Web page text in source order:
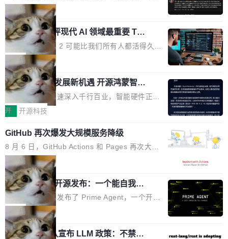
且他们认为 ICLR/ICML/NeurIPS 充斥着大量过
度宣传和欺诈。」 OpenAI 研究员 Keller Jorda
n 这条推文引发了广泛讨论。他不是在说风凉
话，他是说出了一个圈内人尽皆知但很少公开捅
破的事实。 Jordan 随后补充了一句软化声明：
「我不认为这些会议上大部分论文都在过度宣传
或造假。问题是，作为读者，如果你筛选出那些
看起来最令人兴奋的论文，那它们大部分都是过
度宣传的。」 这才是真正的痛点。不是所有论文
都有问题，是最吸引眼球的那批论文最有问题。
他引用的帖子来自 Mathew Shen，一位 ICLR 2
026 的读者：「看了篇 ...
局
xAI 前工程师评现代 AI 领域最重要 Top
3 开源项目
Flash Attention 2 可能比我们所有人都活得久。
这句话不是来自某个技术博客，而是出自 Hieu
Pham 的一条推文。Hieu Pham 是谁？他是 xAI
的早期工程师之一，在 Grok 训练基础设施团队
工作过。近日他在 X 上发了一条帖子，列出了他
认为现代 AI 领域最重要的三个开源项目。 第一
个名字毫无悬念：Flash Attention 2。 Hieu 的
理由很具体。FA 系列不需要解释，但 FA2 是他
认为最重要的一个——复杂度恰到好处，刚好能
驱动你去学 CuTe，但还没被那些"邪恶的" Hopp
er++ 优化所淹没，足够容易修改和适配。 更关
键的是 FA2 的持久性...
局
共商智能硬件发展新机遇 开源鸿蒙智能
硬件开发者日杭州站即将举行
随着万物智联加速深入千行百业，智能硬件正从
单点设备迈向智能化、网联化、协同化发展。作
鸿蒙通过统一技术底座和分布式能力，为不同类
型智能设备的开发、连接与互联提供关键支撑，
也为产业链企业探索产品创新与商业增长打开新
的空间。 8月14日，开源鸿蒙智能硬件开发者日
（OHDD：OpenHarmony Hardware Develope
r Day）将在杭州启航。活动面向智能硬件产业
链企业和开发者，邀请行业专家与资深技术顾
问，围绕开源鸿蒙技术能力、设备适配、芯片适
配、功耗与稳定性调优、兼容性测评及统一互联
开 开源科技
GitHub 再次爆发大规模服务降级
8 月 6 日，GitHub Actions 和 Pages 再次大规
模服务降级，Actions 完全不可用超过 5 小时，
webhook 停发，连自托管 runner 也因调度层故
障无法工作。Pages、Copilot code review、C
opilot coding agent 全部受影响。从检测到完全
恢复，大约 12 小时。 这是 2026 年 8 月的第六
起事故，其中四起与 AI/Copilot 服务相关。 Git
Hub 员工 kdaigle 在 HN 讨论中贴出了一组数
局
Prime Agent 开源发布：一个能自我改
进的编程 Agent，ARC-AGI 3 超越人类
专家基线
Prime Intellect 发布了 Prime Agent，一个开源
的编程 Agent Harness，核心设计围绕两个抽
象：Recursive Language Model（RLM）和 C
ontinual Harness。在 ARC-AGI 3 基准测试
局
Rust 项目团队宣布 LLM 政策：不禁